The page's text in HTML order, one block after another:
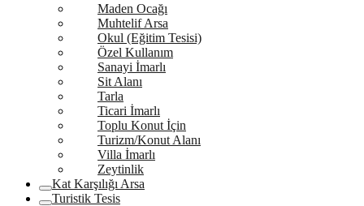
Maden Ocağı
Muhtelif Arsa
Okul (Eğitim Tesisi)
Özel Kullanım
Sanayi İmarlı
Sit Alanı
Tarla
Ticari İmarlı
Toplu Konut İçin
Turizm/Konut Alanı
Villa İmarlı
Zeytinlik
Kat Karşılığı Arsa
Turistik Tesis